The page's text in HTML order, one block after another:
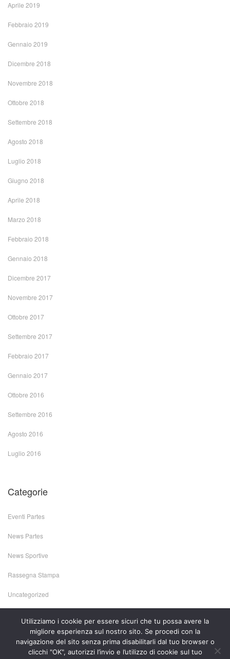
Aprile 2019
Febbraio 2019
Gennaio 2019
Dicembre 2018
Novembre 2018
Ottobre 2018
Settembre 2018
Agosto 2018
Luglio 2018
Giugno 2018
Aprile 2018
Marzo 2018
Febbraio 2018
Gennaio 2018
Dicembre 2017
Novembre 2017
Ottobre 2017
Settembre 2017
Febbraio 2017
Gennaio 2017
Ottobre 2016
Settembre 2016
Agosto 2016
Luglio 2016
Categorie
Eventi Partes
News Partes
News Sportive
Rassegna Stampa
Uncategorized
Utilizziamo i cookie per essere sicuri che tu possa avere la
migliore esperienza sul nostro sito. Se procedi con la
navigazione del sito senza prima disabilitarli dal tuo browser o
clicchi "OK", autorizzi l’invio e l’utilizzo di cookie sul tuo